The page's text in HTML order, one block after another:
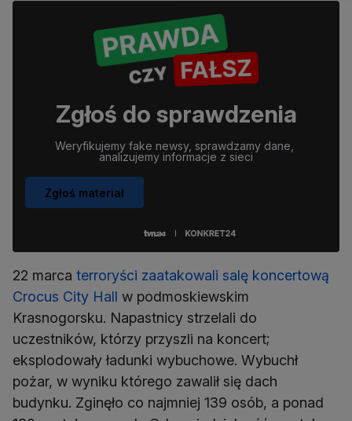
Zgłoś do sprawdzenia
Weryfikujemy fake newsy, sprawdzamy dane,
analizujemy informacje z sieci
Zgłoś materiał
22 marca terroryści zaatakowali salę koncertową
Crocus City Hall w podmoskiewskim
Krasnogorsku. Napastnicy strzelali do
uczestników, którzy przyszli na koncert;
eksplodowały ładunki wybuchowe. Wybuchł
pożar, w wyniku którego zawalił się dach
budynku. Zginęło co najmniej 139 osób, a ponad